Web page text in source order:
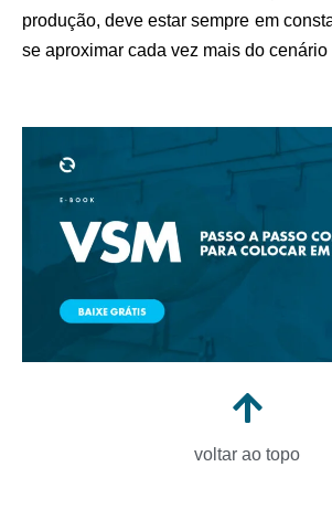
produção, deve estar sempre em
se aproximar cada vez mais do cenário
voltar ao topo